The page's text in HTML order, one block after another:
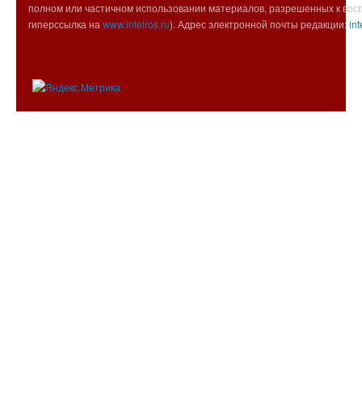
полном или частичном использовании материалов, разрешенных к
гиперссылка наwww.intelros.ru). Адрес электронной почты редакции: